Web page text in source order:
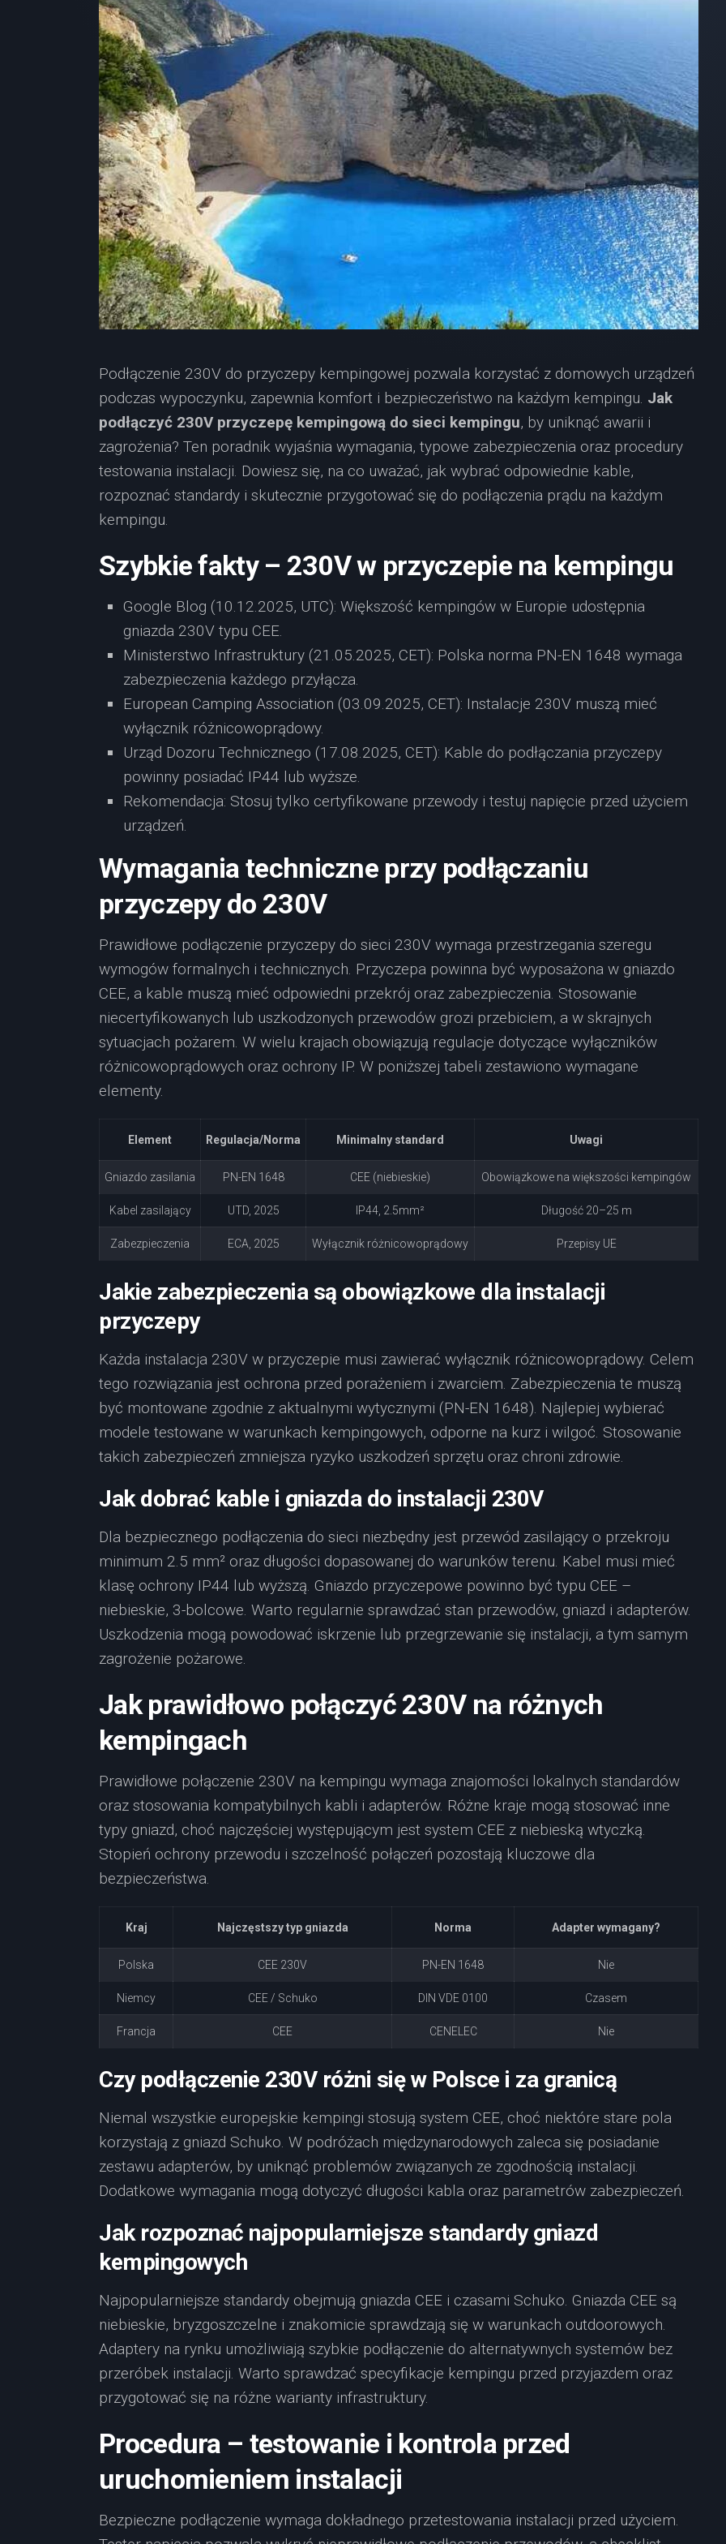
Podłączenie 230V do przyczepy kempingowej pozwala korzystać z domowych urządzeń
podczas wypoczynku, zapewnia komfort i bezpieczeństwo na każdym kempingu. Jak
podłączyć 230V przyczepę kempingową do sieci kempingu, by uniknąć awarii i
zagrożenia? Ten poradnik wyjaśnia wymagania, typowe zabezpieczenia oraz procedury
testowania instalacji. Dowiesz się, na co uważać, jak wybrać odpowiednie kable,
rozpoznać standardy i skutecznie przygotować się do podłączenia prądu na każdym
kempingu.
Szybkie fakty – 230V w przyczepie na kempingu
Google Blog (10.12.2025, UTC): Większość kempingów w Europie udostępnia
gniazda 230V typu CEE.
Ministerstwo Infrastruktury (21.05.2025, CET): Polska norma PN-EN 1648 wymaga
zabezpieczenia każdego przyłącza.
European Camping Association (03.09.2025, CET): Instalacje 230V muszą mieć
wyłącznik różnicowoprądowy.
Urząd Dozoru Technicznego (17.08.2025, CET): Kable do podłączania przyczepy
powinny posiadać IP44 lub wyższe.
Rekomendacja: Stosuj tylko certyfikowane przewody i testuj napięcie przed użyciem
urządzeń.
Wymagania techniczne przy podłączaniu
przyczepy do 230V
Prawidłowe podłączenie przyczepy do sieci 230V wymaga przestrzegania szeregu
wymogów formalnych i technicznych. Przyczepa powinna być wyposażona w gniazdo
CEE, a kable muszą mieć odpowiedni przekrój oraz zabezpieczenia. Stosowanie
niecertyfikowanych lub uszkodzonych przewodów grozi przebiciem, a w skrajnych
sytuacjach pożarem. W wielu krajach obowiązują regulacje dotyczące wyłączników
różnicowoprądowych oraz ochrony IP. W poniższej tabeli zestawiono wymagane
elementy.
Element Regulacja/Norma Minimalny standard Uwagi
Gniazdo zasilania PN-EN 1648 CEE (niebieskie) Obowiązkowe na większości kempingów
Kabel zasilający UTD, 2025 IP44, 2.5mm² Długość 20–25 m
Zabezpieczenia ECA, 2025 Wyłącznik różnicowoprądowy Przepisy UE
Jakie zabezpieczenia są obowiązkowe dla instalacji
przyczepy
Każda instalacja 230V w przyczepie musi zawierać wyłącznik różnicowoprądowy. Celem
tego rozwiązania jest ochrona przed porażeniem i zwarciem. Zabezpieczenia te muszą
być montowane zgodnie z aktualnymi wytycznymi (PN-EN 1648). Najlepiej wybierać
modele testowane w warunkach kempingowych, odporne na kurz i wilgoć. Stosowanie
takich zabezpieczeń zmniejsza ryzyko uszkodzeń sprzętu oraz chroni zdrowie.
Jak dobrać kable i gniazda do instalacji 230V
Dla bezpiecznego podłączenia do sieci niezbędny jest przewód zasilający o przekroju
minimum 2.5 mm² oraz długości dopasowanej do warunków terenu. Kabel musi mieć
klasę ochrony IP44 lub wyższą. Gniazdo przyczepowe powinno być typu CEE –
niebieskie, 3-bolcowe. Warto regularnie sprawdzać stan przewodów, gniazd i adapterów.
Uszkodzenia mogą powodować iskrzenie lub przegrzewanie się instalacji, a tym samym
zagrożenie pożarowe.
Jak prawidłowo połączyć 230V na różnych
kempingach
Prawidłowe połączenie 230V na kempingu wymaga znajomości lokalnych standardów
oraz stosowania kompatybilnych kabli i adapterów. Różne kraje mogą stosować inne
typy gniazd, choć najczęściej występującym jest system CEE z niebieską wtyczką.
Stopień ochrony przewodu i szczelność połączeń pozostają kluczowe dla
bezpieczeństwa.
Kraj Najczęstszy typ gniazda Norma Adapter wymagany?
Polska CEE 230V PN-EN 1648 Nie
Niemcy CEE / Schuko DIN VDE 0100 Czasem
Francja CEE CENELEC Nie
Czy podłączenie 230V różni się w Polsce i za granicą
Niemal wszystkie europejskie kempingi stosują system CEE, choć niektóre stare pola
korzystają z gniazd Schuko. W podróżach międzynarodowych zaleca się posiadanie
zestawu adapterów, by uniknąć problemów związanych ze zgodnością instalacji.
Dodatkowe wymagania mogą dotyczyć długości kabla oraz parametrów zabezpieczeń.
Jak rozpoznać najpopularniejsze standardy gniazd
kempingowych
Najpopularniejsze standardy obejmują gniazda CEE i czasami Schuko. Gniazda CEE są
niebieskie, bryzgoszczelne i znakomicie sprawdzają się w warunkach outdoorowych.
Adaptery na rynku umożliwiają szybkie podłączenie do alternatywnych systemów bez
przeróbek instalacji. Warto sprawdzać specyfikacje kempingu przed przyjazdem oraz
przygotować się na różne warianty infrastruktury.
Procedura – testowanie i kontrola przed
uruchomieniem instalacji
Bezpieczne podłączenie wymaga dokładnego przetestowania instalacji przed użyciem.